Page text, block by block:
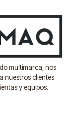
multimarca, nos
nuestros clientes
y equipos.